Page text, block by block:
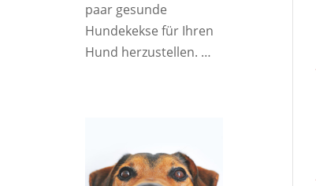
paar gesunde
Hundekekse für Ihren
Hund herzustellen. …